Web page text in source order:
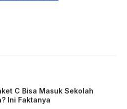
C Bisa Masuk Sekolah
Ini Faktanya